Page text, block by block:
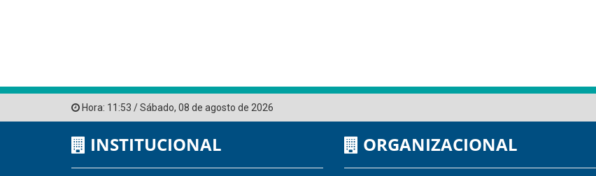
Hora: 11:53 /Sábado, 08 de agosto de 2026
INSTITUCIONAL ORGANIZACIONAL